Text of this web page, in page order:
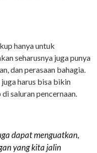
hanya untuk
seharusnya juga punya
dan perasaan bahagia.
harus bisa bikin
saluran pencernaan.
dapat menguatkan,
yang kita jalin